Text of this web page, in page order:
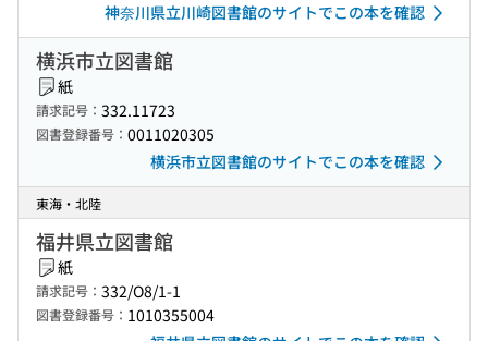
神奈川県立川崎図書館のサイトでこの本を確認
横浜市立図書館
紙
請求記号： 332.11723
図書登録番号： 0011020305
横浜市立図書館のサイトでこの本を確認
東海・北陸
福井県立図書館
紙
請求記号： 332/O8/1-1
図書登録番号： 1010355004